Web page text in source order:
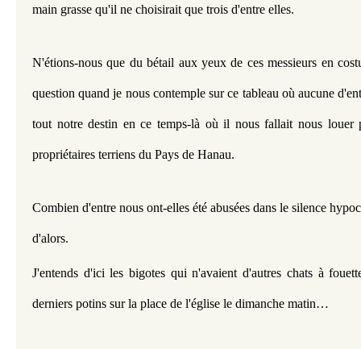
main grasse qu'il ne choisirait que trois d'entre elles.
N'étions-nous que du bétail aux yeux de ces messieurs en
question quand je nous contemple sur ce tableau où aucune
tout notre destin en ce temps-là où il nous fallait nous louer
propriétaires terriens du Pays de Hanau.
Combien d'entre nous ont-elles été abusées dans le silence
d'alors.
J'entends d'ici les bigotes qui n'avaient d'autres chats à
derniers potins sur la place de l'église le dimanche matin…